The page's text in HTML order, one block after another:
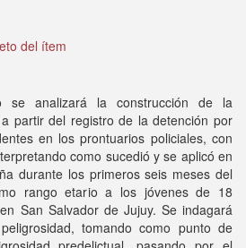
del ítem
se analizará la construcción de la
partir del registro de la detención por
en los prontuarios policiales, con
como sucedió y se aplicó en
durante los primeros seis meses del
rango etario a los jóvenes de 18
San Salvador de Jujuy. Se indagará
tomando como punto de